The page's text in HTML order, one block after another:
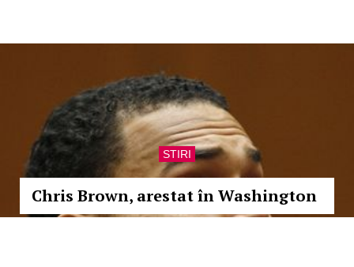
STIRI
Chris Brown, arestat în Washington